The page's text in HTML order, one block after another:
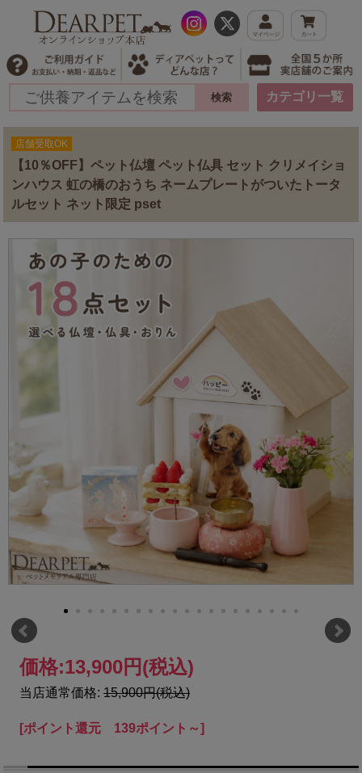
カテゴリ一覧
店舗受取OK
【10％OFF】ペット仏壇 ペット仏具 セット クリメイショ
ンハウス 虹の橋のおうち ネームプレートがついたトータ
ルセット ネット限定 pset
価格:13,900円(税込)
当店通常価格: 15,900円(税込)
[ポイント還元 139ポイント～]